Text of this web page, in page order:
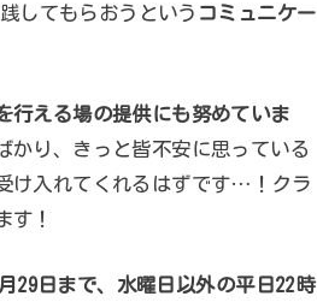
してもらおうという コミュニケー
行える場の提供にも努めていま
かり、きっと皆不安に思っている
け入れてくれるはずです…！クラ
す！
29日まで、水曜日以外の平日22時